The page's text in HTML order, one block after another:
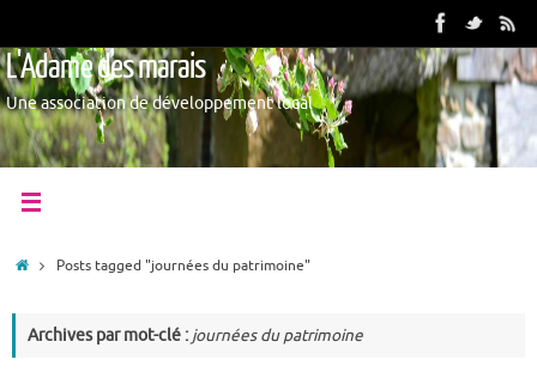
L'Adame des marais
Une association de développement local
Posts tagged "journées du patrimoine"
Archives par mot-clé : journées du patrimoine